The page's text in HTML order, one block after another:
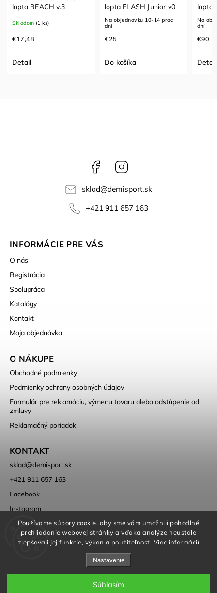
Používame súbory cookie, aby sme vám umožnili pohodlné
prehliadanie webovej stránky a vďaka analýze neustále
zlepšovali jej funkcie, výkon a použiteľnosť. Viac informácií
Nastavenie
Súhlasím
lopta BEACH v.3
Skladom (1 ks)
€17,48
Detail
lopta FLASH Junior v0
Na objednávku 10-14 prac
dní
€25
Do košíka
lopta
Na
dní
€90
Detail
Facebook
sklad@demisport.sk
+421 911 657 163
INFORMÁCIE PRE VÁS
O nás
Registrácia
Spolupráca
Katalógy
Kontakt
Moja objednávka
O NÁKUPE
Obchodné podmienky
Podmienky ochrany osobných údajov
Formulár pre reklamáciu, výmenu tovaru alebo odstúpenie od
zmluvy
Reklamačný poriadok
KONTAKT
sklad@demisport.sk
+421 911 657 163
Facebook
Instagram